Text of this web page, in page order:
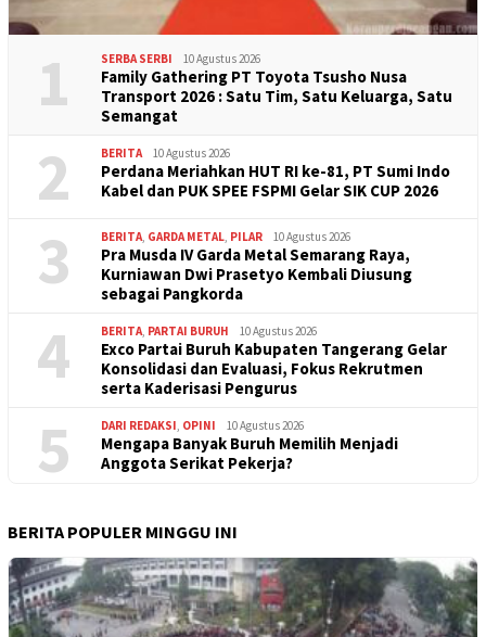
1 SERBA SERBI 10 Agustus 2026
Family Gathering PT Toyota Tsusho Nusa
Transport 2026 : Satu Tim, Satu Keluarga, Satu
Semangat
2 BERITA 10 Agustus 2026
Perdana Meriahkan HUT RI ke-81, PT Sumi Indo
Kabel dan PUK SPEE FSPMI Gelar SIK CUP 2026
3 BERITA, GARDA METAL, PILAR 10 Agustus 2026
Pra Musda IV Garda Metal Semarang Raya,
Kurniawan Dwi Prasetyo Kembali Diusung
sebagai Pangkorda
4 BERITA, PARTAI BURUH 10 Agustus 2026
Exco Partai Buruh Kabupaten Tangerang Gelar
Konsolidasi dan Evaluasi, Fokus Rekrutmen
serta Kaderisasi Pengurus
5 DARI REDAKSI, OPINI 10 Agustus 2026
Mengapa Banyak Buruh Memilih Menjadi
Anggota Serikat Pekerja?
BERITA POPULER MINGGU INI